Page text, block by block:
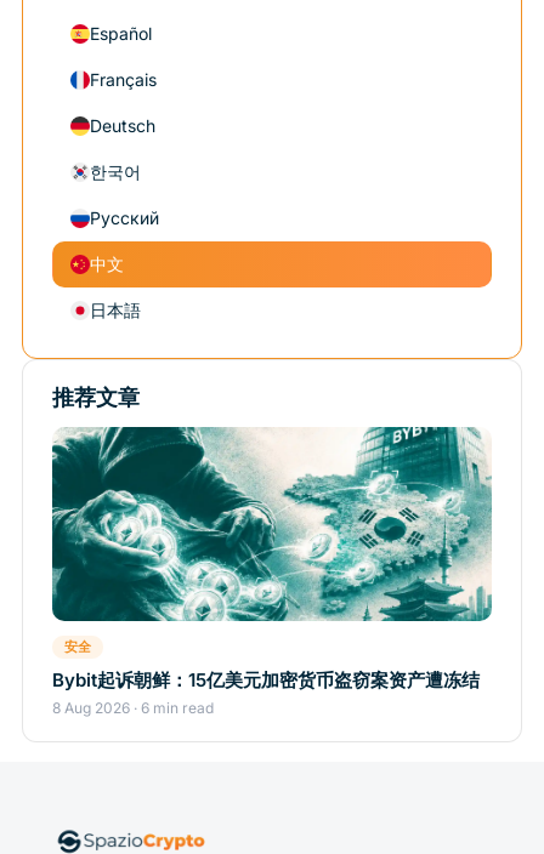
Español
Français
Deutsch
한국어
Русский
中文
日本語
推荐文章
安全
Bybit起诉朝鲜：15亿美元加密货币盗窃案资产遭冻结
8 Aug 2026 · 6 min read